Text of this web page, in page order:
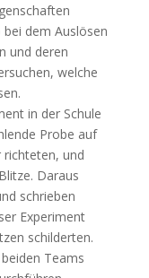
dem Auslösen
und deren
welche
in der Schule
Probe auf
und
Daraus
schrieben
Experiment
schilderten.
Teams